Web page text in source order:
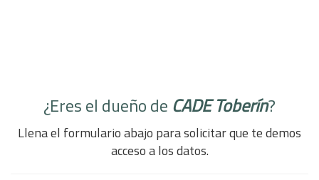
¿Eres el dueño de CADE Toberín?
Llena el formulario abajo para solicitar que te demos
acceso a los datos.